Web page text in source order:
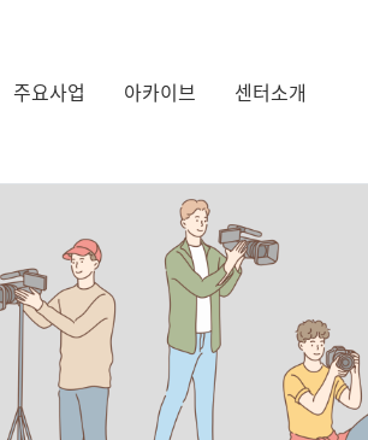
주요사업 아카이브 센터소개